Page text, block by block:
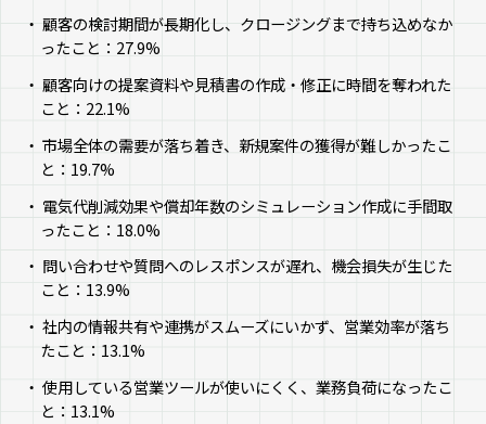
顧客の検討期間が長期化し、クロージングまで持ち込めなか
ったこと：27.9%
顧客向けの提案資料や見積書の作成・修正に時間を奪われた
こと：22.1%
市場全体の需要が落ち着き、新規案件の獲得が難しかったこ
と：19.7%
電気代削減効果や償却年数のシミュレーション作成に手間取
ったこと：18.0%
問い合わせや質問へのレスポンスが遅れ、機会損失が生じた
こと：13.9%
社内の情報共有や連携がスムーズにいかず、営業効率が落ち
たこと：13.1%
使用している営業ツールが使いにくく、業務負荷になったこ
と：13.1%